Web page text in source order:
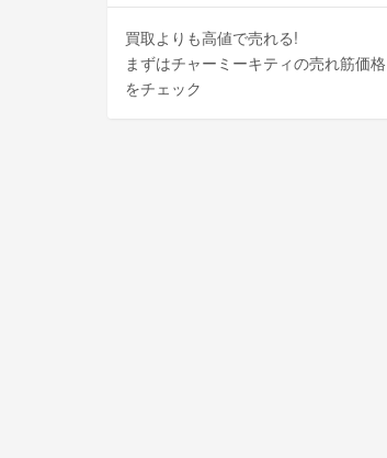
買取よりも高値で売れる!
まずはチャーミーキティの売れ筋価格
をチェック